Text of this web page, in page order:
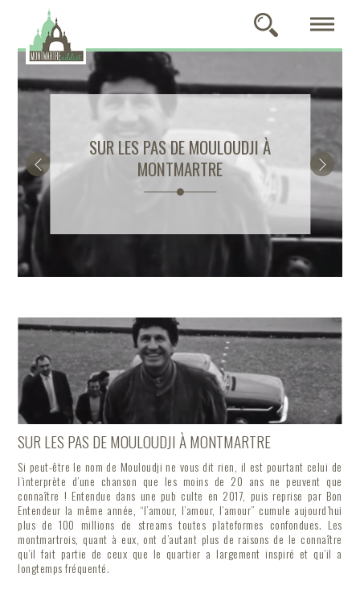
SUR LES PAS DE MOULOUDJI À
MONTMARTRE
SUR LES PAS DE MOULOUDJI À MONTMARTRE
Si peut-être le nom de Mouloudji ne vous dit rien, il est pourtant celui de
l’interprète d’une chanson que les moins de 20 ans ne peuvent que
connaître ! Entendue dans une pub culte en 2017, puis reprise par Bon
Entendeur la même année, “l’amour, l’amour, l’amour” cumule aujourd’hui
plus de 100 millions de streams toutes plateformes confondues. Les
montmartrois, quant à eux, ont d’autant plus de raisons de le connaître
qu’il fait partie de ceux que le quartier a largement inspiré et qu’il a
longtemps fréquenté.